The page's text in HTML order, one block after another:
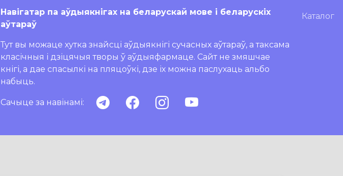
Навігатар па аўдыякнігах на беларускай мове і беларускіх
аўтараў
Тут вы можаце хутка знайсці аўдыякнігі сучасных аўтараў, а таксама
класічныя і дзіцячыя творы ў аўдыяфармаце. Сайт не змяшчае
кнігі, а дае спасылкі на пляцоўкі, дзе іх можна паслухаць альбо
набыць.
Сачыце за навінамі:
Каталог